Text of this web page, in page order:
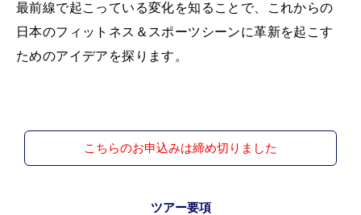
最前線で起こっている変化を知ることで、これからの
日本のフィットネス＆スポーツシーンに革新を起こす
ためのアイデアを探ります。
こちらのお申込みは締め切りました
ツアー要項